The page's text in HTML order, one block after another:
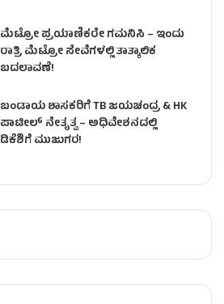
ಮೆಟ್ರೋ ಪ್ರಯಾಣಿಕರೇ ಗಮನಿಸಿ – ಇಂದು
ರಾತ್ರಿ ಮೆಟ್ರೋ ಸೇವೆಗಳಲ್ಲಿ ತಾತ್ಕಾಲಿಕ
ಬದಲಾವಣೆ!
ಬಂಡಾಯ ಶಾಸಕರಿಗೆ TB ಜಯಚಂದ್ರ & HK
ಪಾಟೀಲ್ ನೇತೃತ್ವ – ಅಧಿವೇಶನದಲ್ಲಿ
ಡಿಕೆಶಿಗೆ ಮುಜುಗರ!